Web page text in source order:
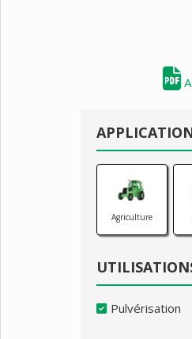
Agriculture
Pulvérisation